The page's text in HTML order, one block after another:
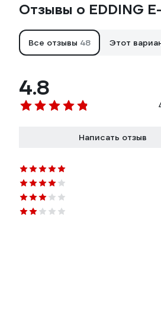
Отзывы о EDDING
Все отзывы 48 Этот
4.8
Написать отзыв